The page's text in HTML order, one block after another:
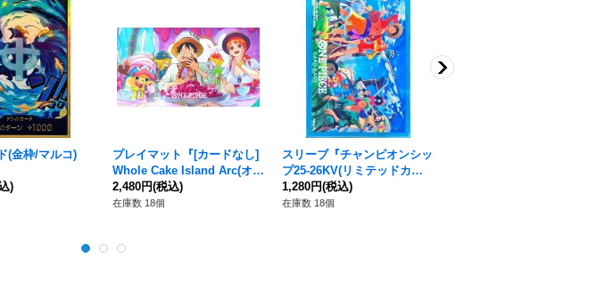
(金枠/マルコ)
)
プレイマット『[カードなし]
Whole Cake Island Arc(オフ
ィシャルプレイマット)』
【サプライ】{-}
2,480円(税込)
在庫数 18個
スリーブ『チャンピオンシッ
プ25-26KV(リミテッドカー
ドスリーブ)』70枚【サプラ
イ】{-}
1,280円(税込)
在庫数 18個